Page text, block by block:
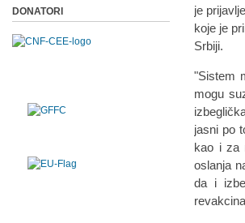
je
koje je
Srbiji.
"Sistem
mogu
jasni po
kao i za
oslanja
da i
DONATORI